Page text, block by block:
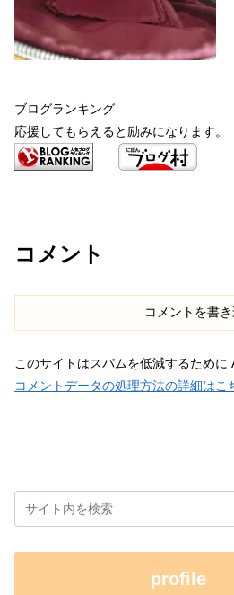
ブログランキング
応援してもらえると励みになります。
コメント
コメントを書
このサイトはスパムを低減するために
コメントデータの処理方法の詳細はこ
profile